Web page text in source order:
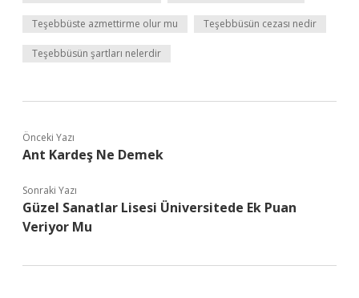
Teşebbüste azmettirme olur mu Teşebbüsün cezası nedir
Teşebbüsün şartları nelerdir
Önceki Yazı
Ant Kardeş Ne Demek
Sonraki Yazı
Güzel Sanatlar Lisesi Üniversitede Ek Puan
Veriyor Mu